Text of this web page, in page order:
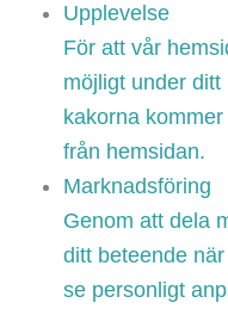
Upplevelse
För att vår
möjligt under
kakorna
från hemsidan.
Marknadsföring
Genom att dela
ditt beteende
se personligt